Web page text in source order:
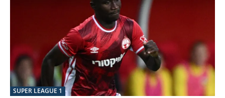
SUPER LEAGUE 1